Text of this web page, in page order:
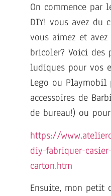
On commence par
DIY! vous avez du
vous aimez et
bricoler? Voici des
ludiques pour vos
Lego ou Playmobil
accessoires de
de bureau!) ou
https://
diy-fabriquer-
carton.htm
Ensuite, mon petit